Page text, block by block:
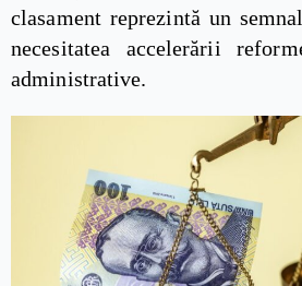
clasament reprezintă un
necesitatea accelerării
administrative.